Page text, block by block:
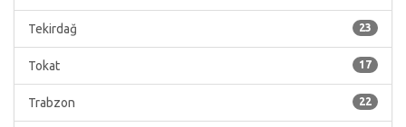
23
Tekirdağ
17
Tokat
22
Trabzon